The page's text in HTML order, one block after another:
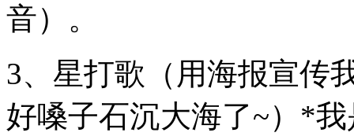
音）。
3、星打歌（用海报宣传
好嗓子石沉大海了~）*